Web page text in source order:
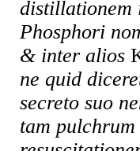
distillationem
Phosphori
& inter alios
ne quid
secreto suo
tam